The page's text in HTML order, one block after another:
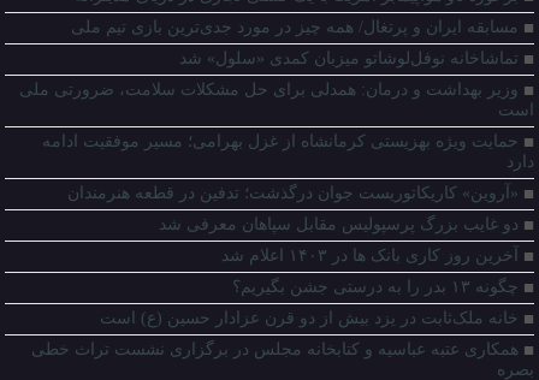
مسابقه ایران و پرتغال/ همه چیز در مورد جدی‌ترین بازی تیم ملی
تماشاخانه نوفل‌لوشاتو میزبان کمدی «سلول» شد
وزیر بهداشت و درمان: همدلی برای حل مشکلات سلامت، ضرورتی ملی
است
حمایت ویژه بهزیستی کرمانشاه از غزل بهرامی؛ مسیر موفقیت ادامه
دارد
«آروین» کاریکاتوریست جوان درگذشت؛ تدفین در قطعه هنرمندان
دو غایب بزرگ پرسپولیس مقابل سپاهان معرفی شد
آخرین روز کاری بانک ها در ۱۴۰۳ اعلام شد
چگونه ۱۳ بدر را به درستی جشن بگیریم؟
خانه‌ ملک‌ثابت در یزد بیش از دو قرن عزادار حسین (ع) است
همکاری عتبه عباسیه و کتابخانه مجلس در برگزاری نشست تراث خطی
بصره